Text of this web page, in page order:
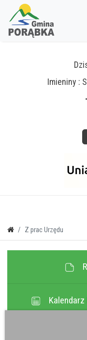
Imieniny :
Z prac Urzędu